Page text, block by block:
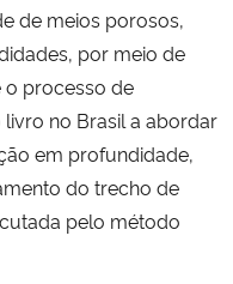
de meios porosos,
por meio de
o processo de
no Brasil a abordar
em profundidade,
do trecho de
pelo método